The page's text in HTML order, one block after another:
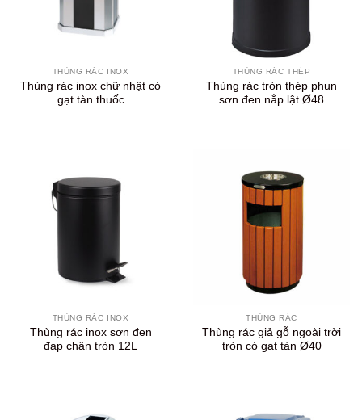
THÙNG RÁC INOX
Thùng rác inox chữ nhật có
gạt tàn thuốc
THÙNG RÁC THÉP
Thùng rác tròn thép phun
sơn đen nắp lật Ø48
THÙNG RÁC INOX
Thùng rác inox sơn đen
đạp chân tròn 12L
THÙNG RÁC
Thùng rác giả gỗ ngoài trời
tròn có gạt tàn Ø40